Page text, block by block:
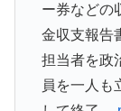
ー券などの
金収支報告
担当者を政
員を一人も